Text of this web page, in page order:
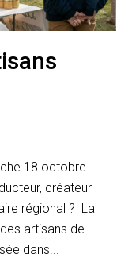
18 octobre
créateur
régional ? La
artisans de
dans...